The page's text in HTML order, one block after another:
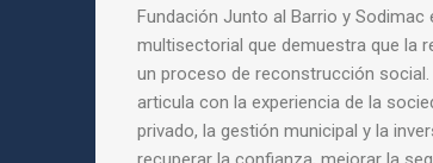
Fundación Junto al Barrio y
multisectorial que demuestra que la
un proceso de reconstrucción
articula con la experiencia de la
privado, la gestión municipal y la